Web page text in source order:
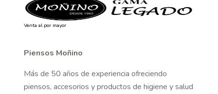
Venta al por mayor
Piensos Moñino
Más de 50 años de experiencia ofreciendo
piensos, accesorios y productos de higiene y salud